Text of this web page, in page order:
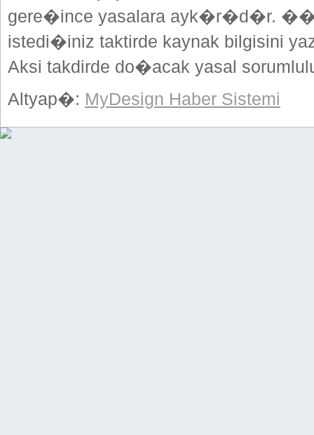
gere�ince yasalara ayk�r�d�r.
istedi�iniz taktirde kaynak bilgisini
Aksi takdirde do�acak yasal
Altyap�: MyDesign Haber Sistemi